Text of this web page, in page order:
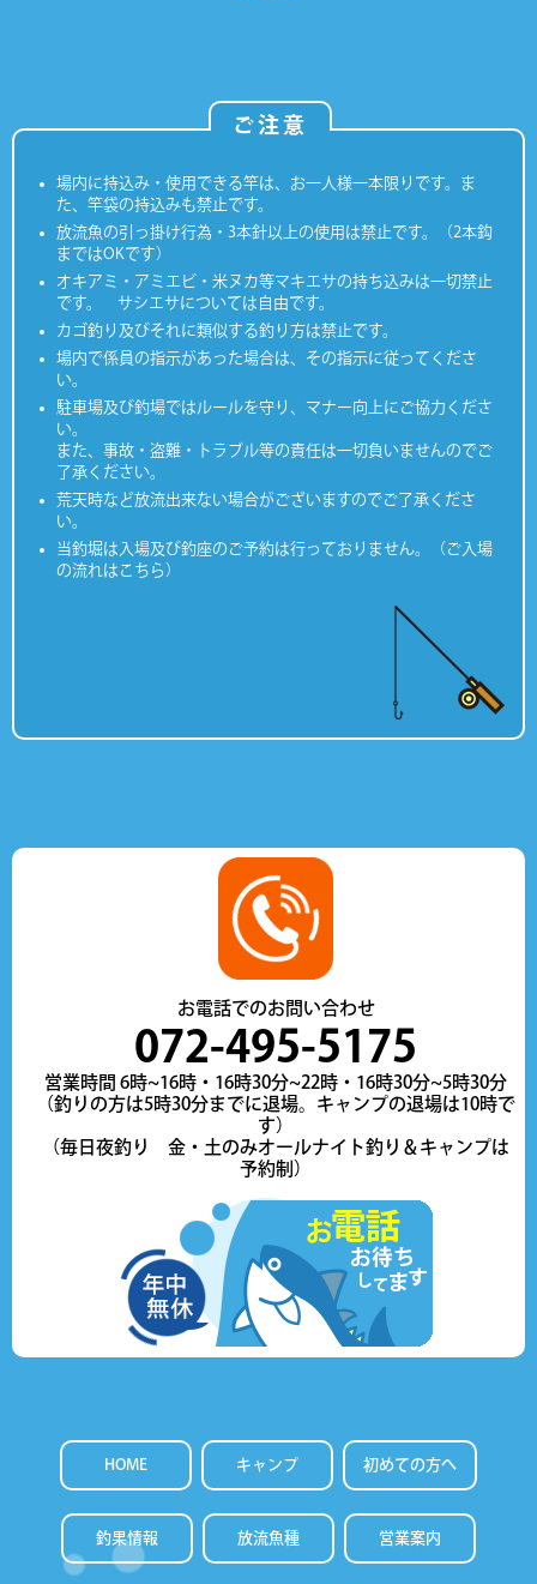
ご注意
場内に持込み・使用できる竿は、お一人様一本限りです。ま
た、竿袋の持込みも禁止です。
放流魚の引っ掛け行為・3本針以上の使用は禁止です。（2本鈎
まではOKです）
オキアミ・アミエビ・米ヌカ等マキエサの持ち込みは一切禁止
です。 サシエサについては自由です。
カゴ釣り及びそれに類似する釣り方は禁止です。
場内で係員の指示があった場合は、その指示に従ってくださ
い。
駐車場及び釣場ではルールを守り、マナー向上にご協力くださ
い。
また、事故・盗難・トラブル等の責任は一切負いませんのでご
了承ください。
荒天時など放流出来ない場合がございますのでご了承くださ
い。
当釣堀は入場及び釣座のご予約は行っておりません。（ご入場
の流れはこちら）
お電話でのお問い合わせ
072-495-5175
営業時間 6時~16時・16時30分~22時・16時30分~5時30分
（釣りの方は5時30分までに退場。キャンプの退場は10時で
す）
（毎日夜釣り 金・土のみオールナイト釣り＆キャンプは
予約制）
HOME キャンプ 初めての方へ
釣果情報 放流魚種 営業案内